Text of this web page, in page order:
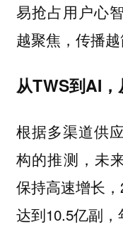
易抢占用户心
越聚焦，传播越
从TWS到AI，
根据多渠道供
构的推测，未
保持高速增长
达到10.5亿副，